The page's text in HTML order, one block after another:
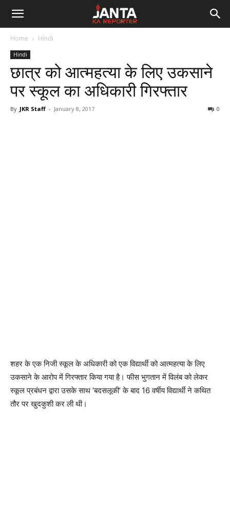
Janta
Reporter
Home Hindi
Hindi
छात्र को आत्महत्या के लिए उकसाने
पर स्कूल का अधिकारी गिरफ्तार
By JKR Staff - January 8, 2017 0
शहर के एक निजी स्कूल के अधिकारी को एक विद्यार्थी को आत्महत्या के लिए
उकसाने के आरोप में गिरफ्तार किया गया है। फीस भुगतान में विलंब को लेकर
स्कूल प्रबंधन द्वारा उसके साथ ‘बदसलूकी’ के बाद 16 वर्षीय विद्यार्थी ने कथित
तौर पर खुदकुशी कर ली थी।